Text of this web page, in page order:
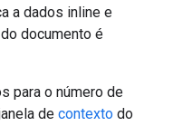
a dados inline e
documento é
para o número de
de contexto do